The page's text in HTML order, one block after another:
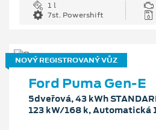
1 l
7st. Powershift
NOVÝ REGISTROVANÝ VŮZ
Ford Puma Gen-E
5dveřová, 43 kWh
123 kW/168 k, Automatická